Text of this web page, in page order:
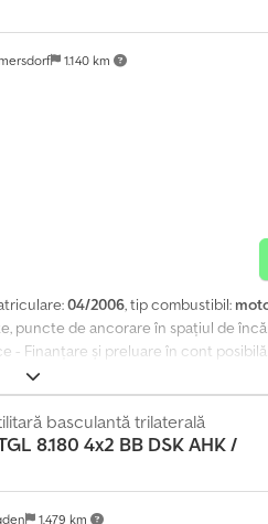
1.140 km
04/2006, tip combustibil:
puncte de ancorare în spațiul de
Finanțare și preluare în cont
1.479 km
basculantă trilaterală
8.180 4x2 BB DSK AHK /